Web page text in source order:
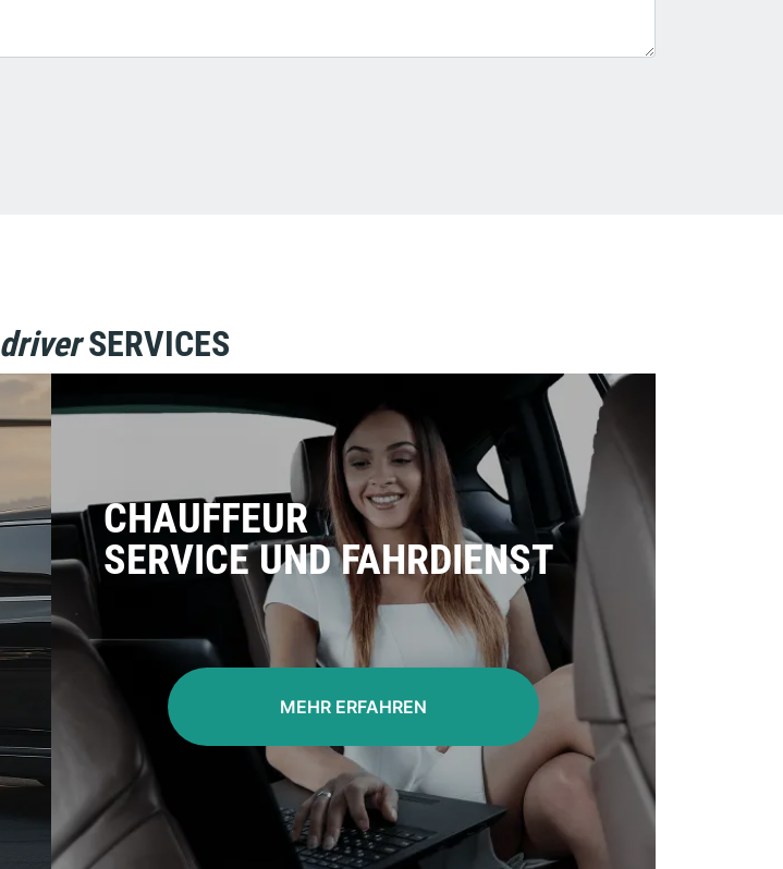
driverSERVICES
CHAUFFEUR
SERVICE UND FAHRDIENST
MEHR ERFAHREN